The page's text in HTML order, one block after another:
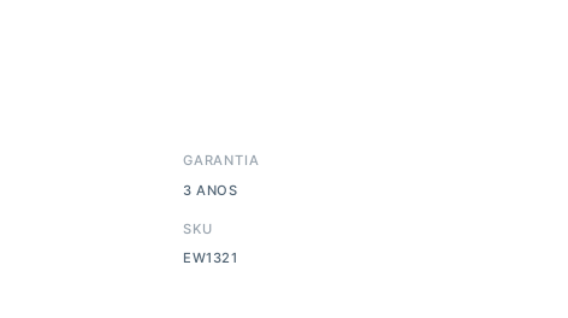
GARANTIA
3 ANOS
SKU
EW1321